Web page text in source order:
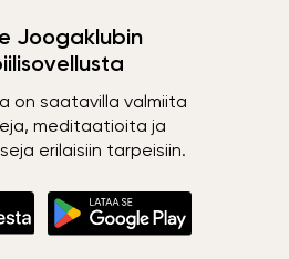
Joogaklubin
on saatavilla valmiita
meditaatioita ja
erilaisiin tarpeisiin.